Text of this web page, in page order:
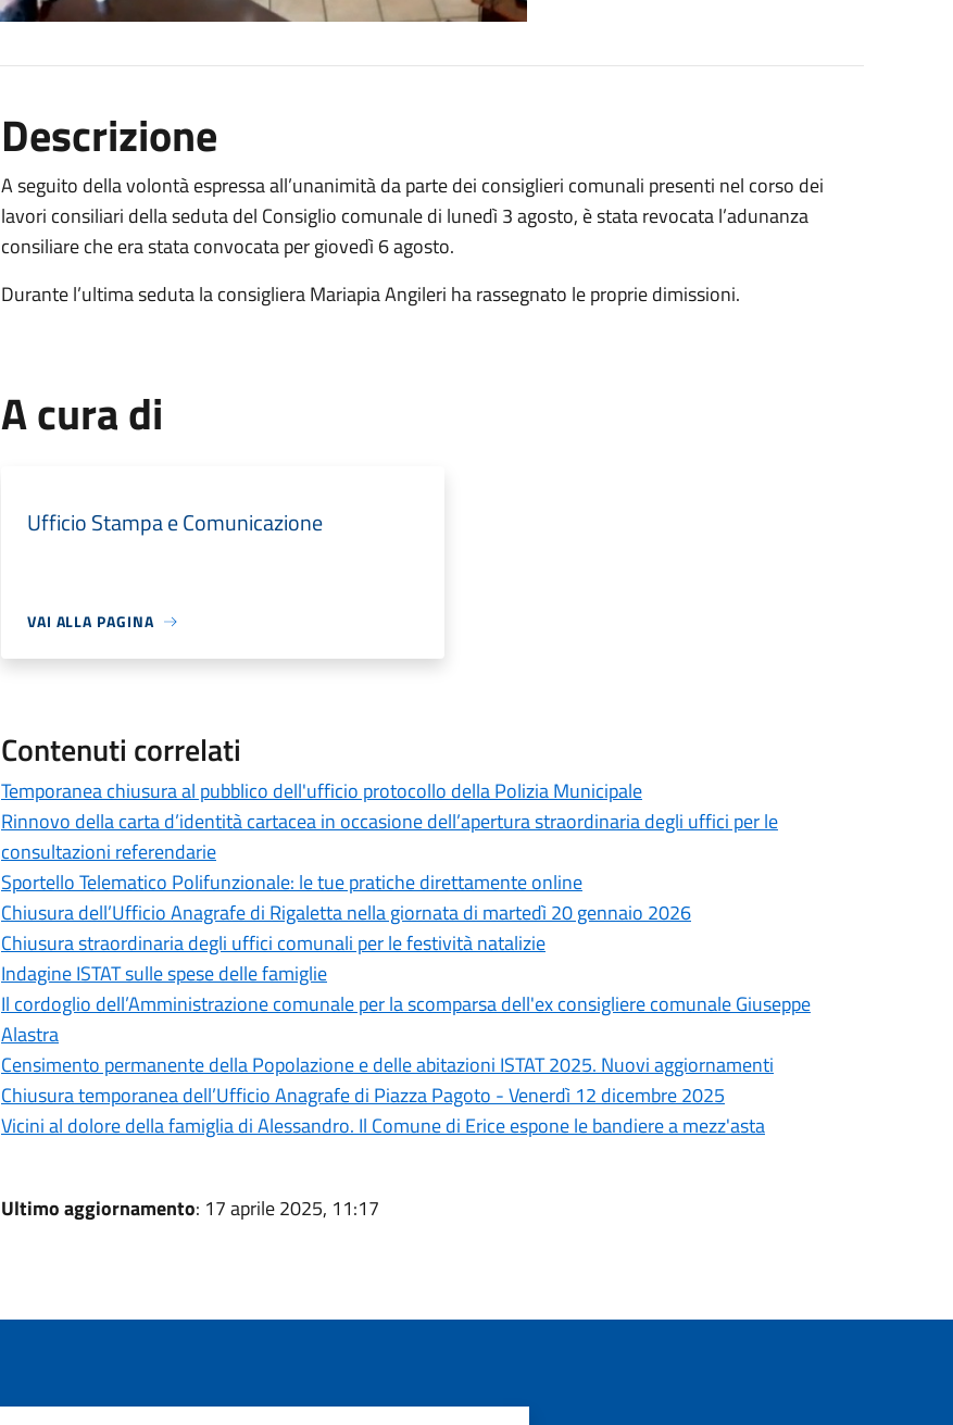
Descrizione
A seguito della volontà espressa all’unanimità da parte dei consiglieri comunali presenti nel corso dei
lavori consiliari della seduta del Consiglio comunale di lunedì 3 agosto, è stata revocata l’adunanza
consiliare che era stata convocata per giovedì 6 agosto.
Durante l’ultima seduta la consigliera Mariapia Angileri ha rassegnato le proprie dimissioni.
A cura di
Ufficio Stampa e Comunicazione
VAI ALLA PAGINA
Contenuti correlati
Temporanea chiusura al pubblico dell'ufficio protocollo della Polizia Municipale
Rinnovo della carta d’identità cartacea in occasione dell’apertura straordinaria degli uffici per le
consultazioni referendarie
Sportello Telematico Polifunzionale: le tue pratiche direttamente online
Chiusura dell’Ufficio Anagrafe di Rigaletta nella giornata di martedì 20 gennaio 2026
Chiusura straordinaria degli uffici comunali per le festività natalizie
Indagine ISTAT sulle spese delle famiglie
Il cordoglio dell’Amministrazione comunale per la scomparsa dell'ex consigliere comunale Giuseppe
Alastra
Censimento permanente della Popolazione e delle abitazioni ISTAT 2025. Nuovi aggiornamenti
Chiusura temporanea dell’Ufficio Anagrafe di Piazza Pagoto - Venerdì 12 dicembre 2025
Vicini al dolore della famiglia di Alessandro. Il Comune di Erice espone le bandiere a mezz'asta
Ultimo aggiornamento: 17 aprile 2025, 11:17